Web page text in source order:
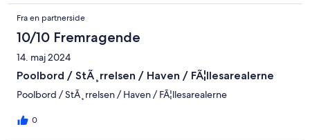
Fra en partnerside
10/10 Fremragende
14. maj 2024
Poolbord / StÃ¸rrelsen / Haven / FÃ¦llesarealerne
Poolbord / StÃ¸rrelsen / Haven / FÃ¦llesarealerne
0